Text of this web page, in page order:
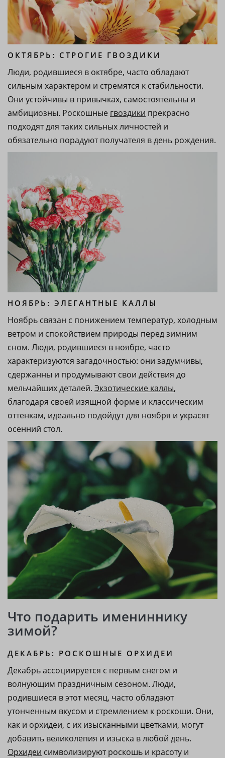
ОКТЯБРЬ: СТРОГИЕ ГВОЗДИКИ
Люди, родившиеся в октябре, часто обладают
сильным характером и стремятся к стабильности.
Они устойчивы в привычках, самостоятельны и
амбициозны. Роскошные гвоздики прекрасно
подходят для таких сильных личностей и
обязательно порадуют получателя в день рождения.
НОЯБРЬ: ЭЛЕГАНТНЫЕ КАЛЛЫ
Ноябрь связан с понижением температур, холодным
ветром и спокойствием природы перед зимним
сном. Люди, родившиеся в ноябре, часто
характеризуются загадочностью: они задумчивы,
сдержанны и продумывают свои действия до
мельчайших деталей. Экзотические каллы,
благодаря своей изящной форме и классическим
оттенкам, идеально подойдут для ноября и украсят
осенний стол.
Что подарить имениннику
зимой?
ДЕКАБРЬ: РОСКОШНЫЕ ОРХИДЕИ
Декабрь ассоциируется с первым снегом и
волнующим праздничным сезоном. Люди,
родившиеся в этот месяц, часто обладают
утонченным вкусом и стремлением к роскоши. Они,
как и орхидеи, с их изысканными цветками, могут
добавить великолепия и изыска в любой день.
Орхидеи символизируют роскошь и красоту и